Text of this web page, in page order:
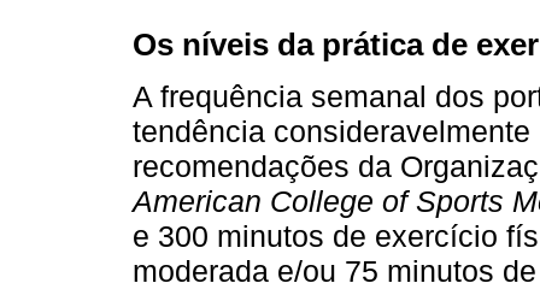
Os níveis da prática de
A frequência semanal dos
tendência
recomendações da
American College of Sports
e 300 minutos de exercício
moderada e/ou 75 minutos